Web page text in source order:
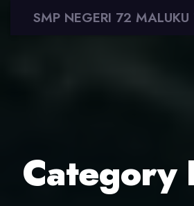
SMP NEGERI 72
Category